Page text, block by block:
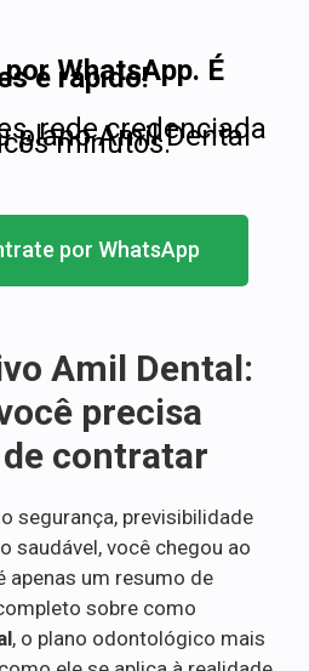
WhatsApp. É
e rápido!
rede credenciada
plano Amil Dental
minutos.
por WhatsApp
Amil Dental:
precisa
contratar
segurança, previsibilidade
saudável, você chegou ao
apenas um resumo de
sobre como
, o plano odontológico mais